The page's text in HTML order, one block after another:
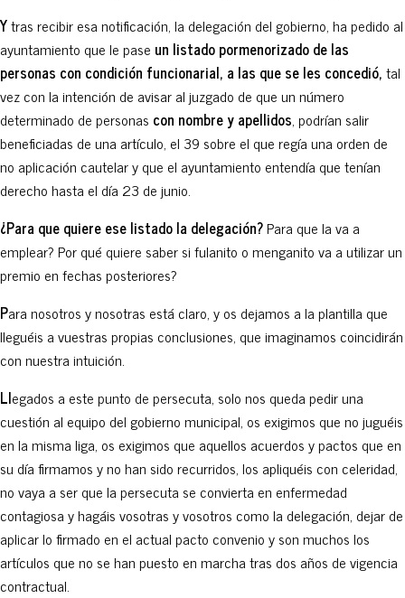
Ytras recibir esa notificación, la delegación del gobierno, ha pedido al
ayuntamiento que le pase un listado pormenorizado de las
personas con condición funcionarial, a las que se les concedió,tal
vez con la intención de avisar al juzgado de que un número
determinado de personas con nombre y apellidos, podrían salir
beneficiadas de una artículo, el 39 sobre el que regía una orden de
no aplicación cautelar y que el ayuntamiento entendía que tenían
derecho hasta el día 23 de junio.
¿Para que quiere ese listado la delegación?Para que la va a
emplear? Por qué quiere saber si fulanito o menganito va a utilizar un
premio en fechas posteriores?
Para nosotros y nosotras está claro, y os dejamos a la plantilla que
lleguéis a vuestras propias conclusiones, que imaginamos coincidirán
con nuestra intuición.
Llegados a este punto de persecuta, solo nos queda pedir una
cuestión al equipo del gobierno municipal, os exigimos que no juguéis
en la misma liga, os exigimos que aquellos acuerdos y pactos que en
su día firmamos y no han sido recurridos, los apliquéis con celeridad,
no vaya a ser que la persecuta se convierta en enfermedad
contagiosa y hagáis vosotras y vosotros como la delegación, dejar de
aplicar lo firmado en el actual pacto convenio y son muchos los
artículos que no se han puesto en marcha tras dos años de vigencia
contractual.